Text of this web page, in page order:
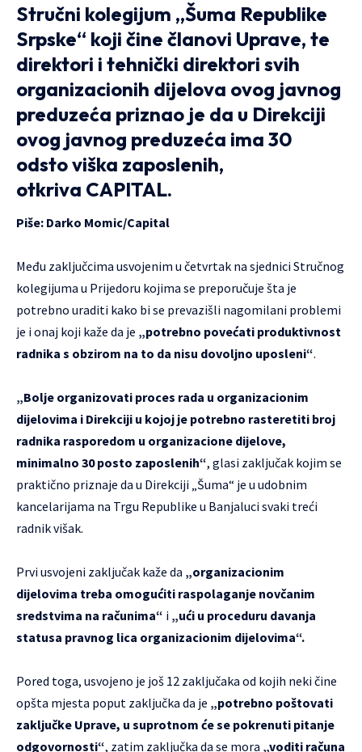
Stručni kolegijum „Šuma Republike
Srpske“ koji čine članovi Uprave, te
direktori i tehnički direktori svih
organizacionih dijelova ovog javnog
preduzeća priznao je da u Direkciji
ovog javnog preduzeća ima 30
odsto viška zaposlenih,
otkriva CAPITAL.
Piše: Darko Momic/Capital
Među zaključcima usvojenim u četvrtak na sjednici Stručnog
kolegijuma u Prijedoru kojima se preporučuje šta je
potrebno uraditi kako bi se prevazišli nagomilani problemi
je i onaj koji kaže da je „potrebno povećati produktivnost
radnika s obzirom na to da nisu dovoljno uposleni“.
„Bolje organizovati proces rada u organizacionim
dijelovima i Direkciji u kojoj je potrebno rasteretiti broj
radnika rasporedom u organizacione dijelove,
minimalno 30 posto zaposlenih“, glasi zaključak kojim se
praktično priznaje da u Direkciji „Šuma“ je u udobnim
kancelarijama na Trgu Republike u Banjaluci svaki treći
radnik višak.
Prvi usvojeni zaključak kaže da „organizacionim
dijelovima treba omogućiti raspolaganje novčanim
sredstvima na računima“ i „ući u proceduru davanja
statusa pravnog lica organizacionim dijelovima“.
Pored toga, usvojeno je još 12 zaključaka od kojih neki čine
opšta mjesta poput zaključka da je „potrebno poštovati
zaključke Uprave, u suprotnom će se pokrenuti pitanje
odgovornosti“, zatim zaključka da se mora „voditi računa